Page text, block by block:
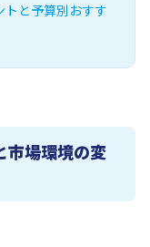
と予算別おすす
市場環境の変